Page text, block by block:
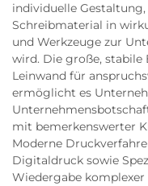
individuelle
Schreibmaterial in
und Werkzeuge zur
wird. Die große, stabile
Leinwand für
ermöglicht es
mit bemerkenswerter
Moderne
Digitaldruck sowie
Wiedergabe